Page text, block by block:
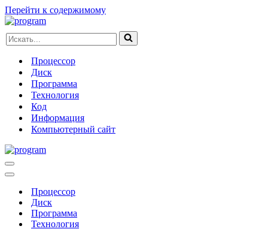
Перейти к содержимому
Искать...
Процессор
Диск
Программа
Технология
Код
Информация
Компьютерный сайт
Меню
навигации
Меню
навигацииПроцессор
Диск
Программа
Технология